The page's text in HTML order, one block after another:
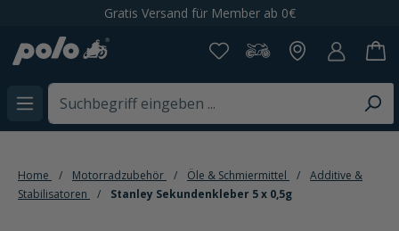
Gratis Versand für Member ab 0€
Home Motorradzubehör Öle & Schmiermittel
Additive &
Stabilisatoren
Stanley Sekundenkleber 5 x 0,5g